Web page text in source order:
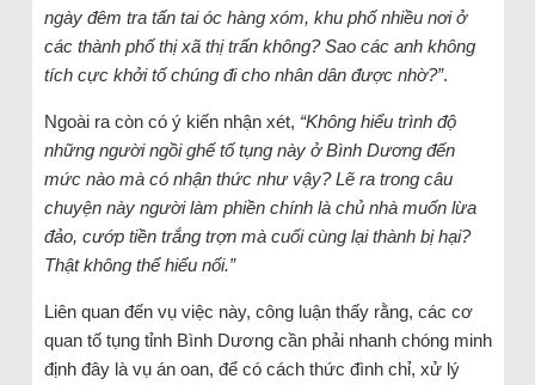
ngày đêm tra tấn tai óc hàng xóm, khu phố nhiều nơi ở
các thành phố thị xã thị trấn không? Sao các anh không
tích cực khởi tố chúng đi cho nhân dân được nhờ?”.
Ngoài ra còn có ý kiến nhận xét, “Không hiểu trình độ
những người ngồi ghế tố tụng này ở Bình Dương đến
mức nào mà có nhận thức như vậy? Lẽ ra trong câu
chuyện này người làm phiền chính là chủ nhà muốn lừa
đảo, cướp tiền trắng trợn mà cuối cùng lại thành bị hại?
Thật không thể hiểu nổi.”
Liên quan đến vụ việc này, công luận thấy rằng, các cơ
quan tố tụng tỉnh Bình Dương cần phải nhanh chóng minh
định đây là vụ án oan, để có cách thức đình chỉ, xử lý